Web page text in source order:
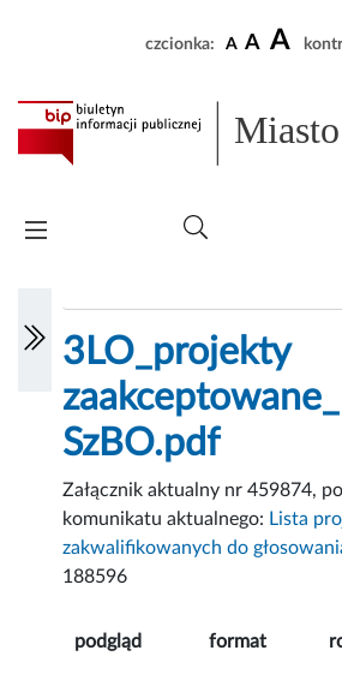
czcionka: A A A
3LO_projekty
SzBO.pdf
Załącznik aktualny nr 459874,
komunikatu aktualnego: Lista
zakwalifikowanych do
188596
podgląd format